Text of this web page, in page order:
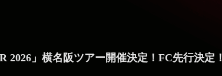
」横名阪ツアー開催決定！FC先行決定！